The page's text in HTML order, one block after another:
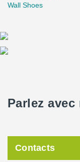
Wall Shoes
Parlez
Contacts